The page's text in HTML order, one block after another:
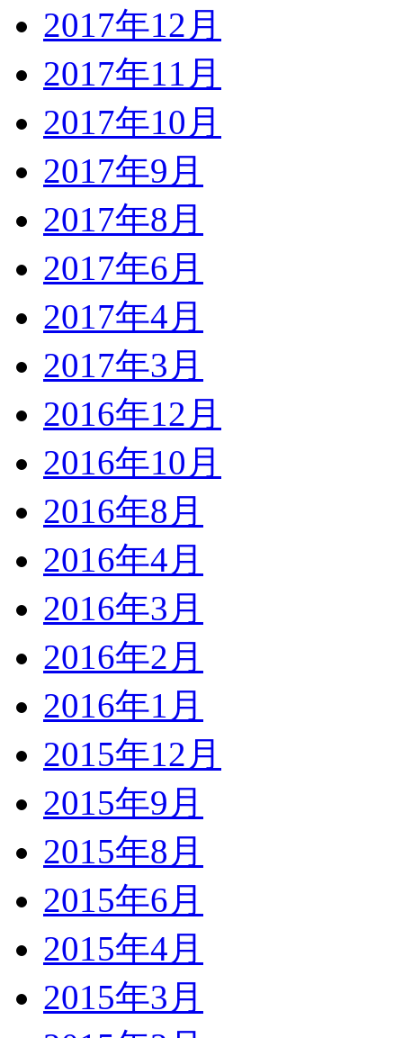
2017年12月
2017年11月
2017年10月
2017年9月
2017年8月
2017年6月
2017年4月
2017年3月
2016年12月
2016年10月
2016年8月
2016年4月
2016年3月
2016年2月
2016年1月
2015年12月
2015年9月
2015年8月
2015年6月
2015年4月
2015年3月